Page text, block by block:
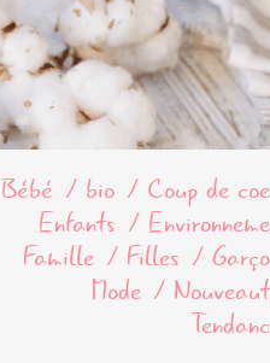
Bébé bio
Coup de
Enfants
Famille
Filles
Mode